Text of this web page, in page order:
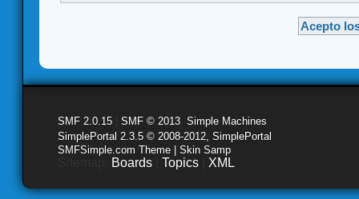
SMF 2.0.15 SMF © 2013 Simple Machines
SimplePortal 2.3.5 © 2008-2012, SimplePortal
SMFSimple.com Theme | Skin Samp
Boards Topics XML